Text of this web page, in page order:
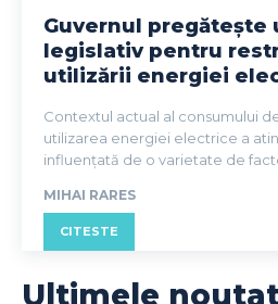
Guvernul pregătește
legislativ pentru
utilizării energiei
Contextul actual al consumului
utilizarea energiei electrice a
influențată de o varietate de
MIHAI RARES
CITESTE
Ultimele